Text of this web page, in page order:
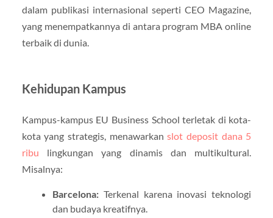
dalam publikasi internasional seperti CEO Magazine,
yang menempatkannya di antara program MBA online
terbaik di dunia.
Kehidupan Kampus
Kampus-kampus EU Business School terletak di kota-
kota yang strategis, menawarkanslot deposit dana 5
ribu lingkungan yang dinamis dan multikultural.
Misalnya:
Barcelona:Terkenal karena inovasi teknologi
dan budaya kreatifnya.